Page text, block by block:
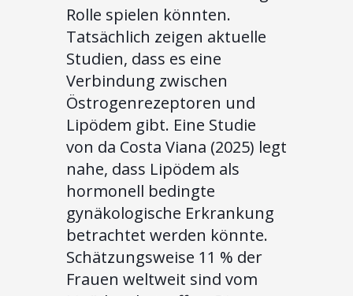
Rolle spielen könnten.
Tatsächlich zeigen aktuelle
Studien, dass es eine
Verbindung zwischen
Östrogenrezeptoren und
Lipödem gibt. Eine Studie
von da Costa Viana (2025) legt
nahe, dass Lipödem als
hormonell bedingte
gynäkologische Erkrankung
betrachtet werden könnte.
Schätzungsweise 11 % der
Frauen weltweit sind vom